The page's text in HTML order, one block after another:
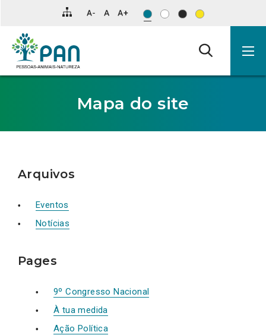
para
conteúdo
principal
da
Mapa do site
Arquivos
Eventos
Notícias
Pages
9º Congresso Nacional
À tua medida
Ação Política